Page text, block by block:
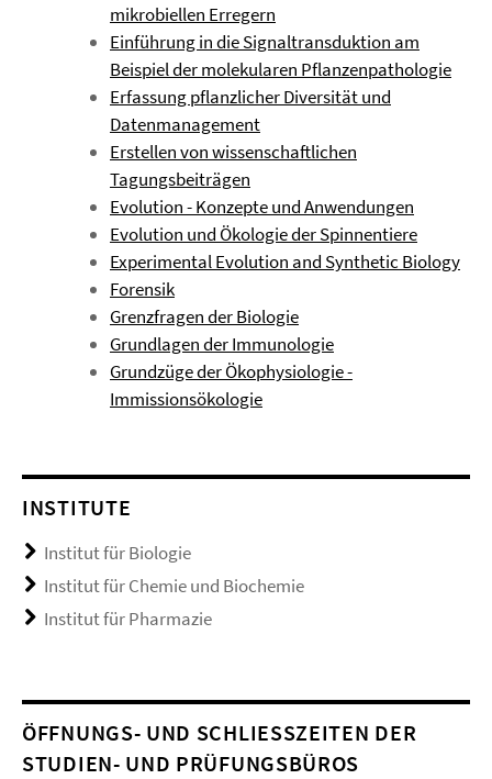
mikrobiellen Erregern
Einführung in die Signaltransduktion am
Beispiel der molekularen Pflanzenpathologie
Erfassung pflanzlicher Diversität und
Datenmanagement
Erstellen von wissenschaftlichen
Tagungsbeiträgen
Evolution - Konzepte und Anwendungen
Evolution und Ökologie der Spinnentiere
Experimental Evolution and Synthetic Biology
Forensik
Grenzfragen der Biologie
Grundlagen der Immunologie
Grundzüge der Ökophysiologie -
Immissionsökologie
INSTITUTE
Institut für Biologie
Institut für Chemie und Biochemie
Institut für Pharmazie
ÖFFNUNGS- UND SCHLIESSZEITEN DER S
TUDIEN- UND PRÜFUNGSBÜROS